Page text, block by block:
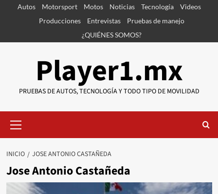
SaltarAutos Motorsport Motos Noticias Tecnología
Videos
Producciones
Entrevistas
Pruebas de manejo
¿QUIÉNES SOMOS?
Player1.mx
PRUEBAS DE AUTOS, TECNOLOGÍA Y TODO TIPO DE MOVILIDAD
primario
INICIO JOSE ANTONIO CASTAÑEDA
Jose Antonio Castañeda